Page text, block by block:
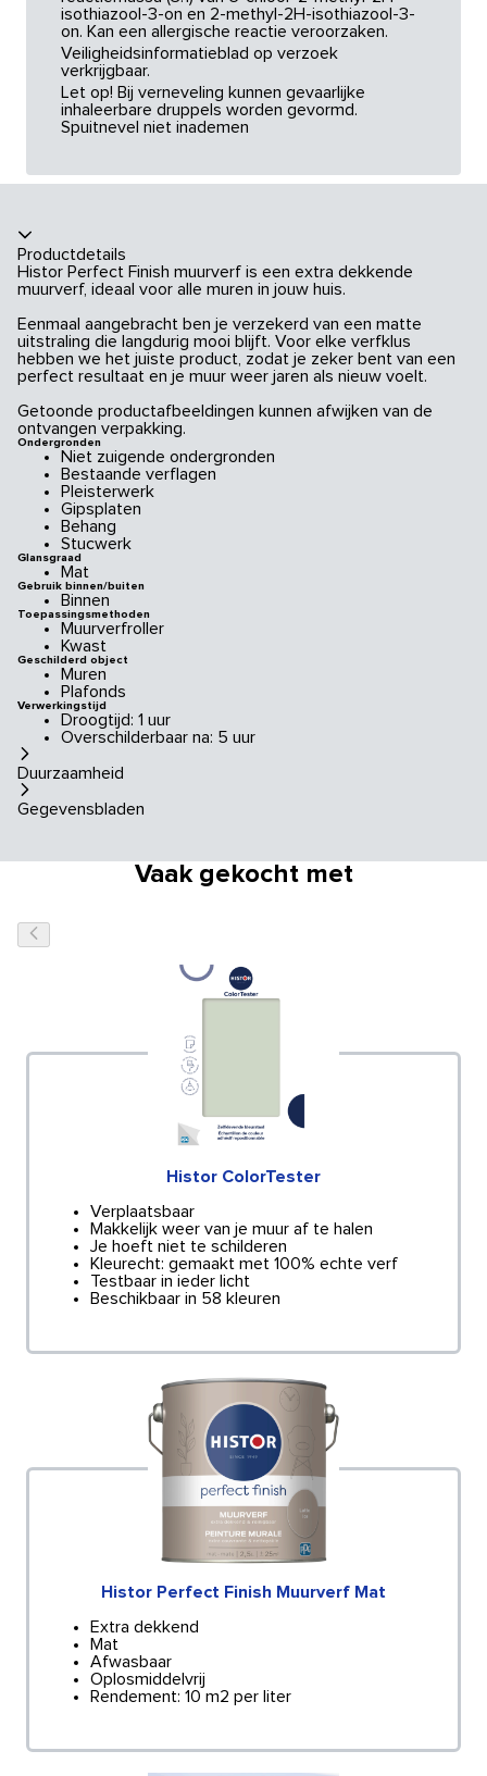
isothiazool-3-on en 2-methyl-2H-isothiazool-3-
on. Kan een allergische reactie veroorzaken.
Veiligheidsinformatieblad op verzoek
verkrijgbaar.
Let op! Bij verneveling kunnen gevaarlijke
inhaleerbare druppels worden gevormd.
Spuitnevel niet inademen
Productdetails
Histor Perfect Finish muurverf is een extra dekkende
muurverf, ideaal voor alle muren in jouw huis.
Eenmaal aangebracht ben je verzekerd van een matte
uitstraling die langdurig mooi blijft. Voor elke verfklus
hebben we het juiste product, zodat je zeker bent van een
perfect resultaat en je muur weer jaren als nieuw voelt.
Getoonde productafbeeldingen kunnen afwijken van de
ontvangen verpakking.
Ondergronden
Niet zuigende ondergronden
Bestaande verflagen
Pleisterwerk
Gipsplaten
Behang
Stucwerk
Glansgraad
Mat
Gebruik binnen/buiten
Binnen
Toepassingsmethoden
Muurverfroller
Kwast
Geschilderd object
Muren
Plafonds
Verwerkingstijd
Droogtijd: 1 uur
Overschilderbaar na: 5 uur
Duurzaamheid
Gegevensbladen
Vaak gekocht met
Histor ColorTester
Verplaatsbaar
Makkelijk weer van je muur af te halen
Je hoeft niet te schilderen
Kleurecht: gemaakt met 100% echte verf
Testbaar in ieder licht
Beschikbaar in 58 kleuren
Histor Perfect Finish Muurverf Mat
Extra dekkend
Mat
Afwasbaar
Oplosmiddelvrij
Rendement: 10 m2 per liter